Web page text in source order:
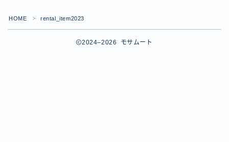
HOME ＞ rental_item2023
2024–2026 モサムート